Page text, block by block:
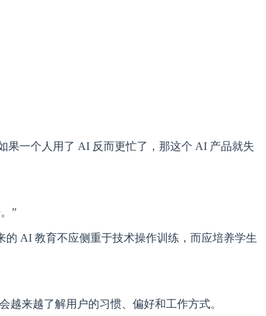
果一个人用了 AI 反而更忙了，那这个 AI 产品就失
”
的 AI 教育不应侧重于技术操作训练，而应培养学生
越来越了解用户的习惯、偏好和工作方式。